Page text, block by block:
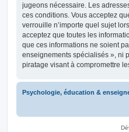
jugeons nécessaire. Les
ces conditions. Vous acceptez
verrouille n’importe quel sujet
acceptez que toutes les
que ces informations ne soient
enseignements spécialisés », ni
piratage visant à compromettre
Psychologie, éducation &